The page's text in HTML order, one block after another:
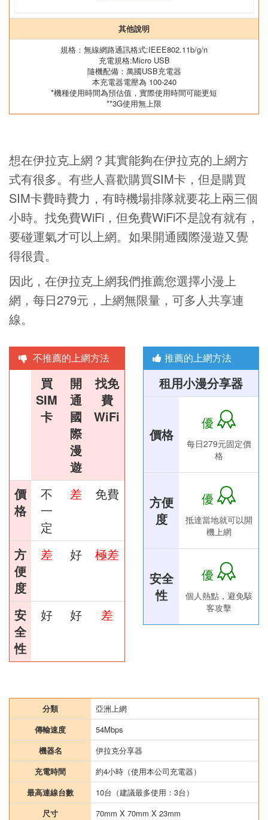
其他說明
規格：無線網路通訊格式:IEEE802.11b/g/n
充電規格:Micro USB
隨機配備：萬國USB充電器
本充電器電壓為 100-240
*機種使用時間為預估值，實際使用時間可能更短
**3G使用無上限
想在伊拉克上網？其實能夠在伊拉克的上網方
式有很多。有些人喜歡購買SIM卡，但是購買
SIM卡費時費力，有時機場排隊就要花上兩三個
小時。找免費WiFi，但免費WiFi不是說有就有，
要碰運氣才可以上網。如果開通國際漫遊又覺
得很貴。
因此，在伊拉克上網我們推薦您選擇小漫上
網，每日279元，上網無限量，可多人共享連
線。
不推薦的上網方法
買
SIM
卡
開
通
國
際
漫
遊
找免
費
WiFi
價
格
不
一
定
差 免費
方
便
度
差 好 極差
安
全
性
好 好 差
推薦的上網方法
租用小漫分享器
價格
優
每日279元固定價
格
方便
度
優
抵達當地就可以開
機上網
安全
性
優
個人熱點，避免駭
客攻擊
分類
亞洲上網
傳輸速度
54Mbps
機器名
伊拉克分享器
充電時間
約4小時（使用本公司充電器）
最高連線台數
10台（建議最多使用：3台）
尺寸
70mm X 70mm X 23mm